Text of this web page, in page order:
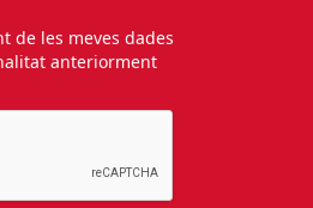
de les meves dades
anteriorment